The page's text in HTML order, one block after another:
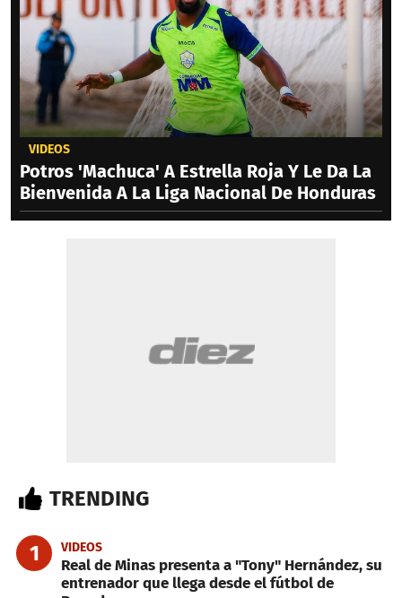
VIDEOS
Potros 'Machuca' A Estrella Roja Y Le Da La
Bienvenida A La Liga Nacional De Honduras
TRENDING
1 VIDEOS
Real de Minas presenta a "Tony" Hernández, su
entrenador que llega desde el fútbol de